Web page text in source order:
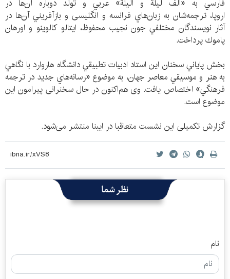
فارسي به «الف ليلة‌ و اليلة» عربي و تولد دوباره آن‌ها در
اروپا، ترجمه‌شان به زبان‌هاي فرانسه و انگليسی و بازآفريني آن‌ها در
آثار نويسندگان مختلفي جون نجيب محفوظ، ايتالو كالوينو و اورهان
پاموك پرداخت.
بخش پاياني سخنان اين استاد ادبيات تطبيقي دانشگاه هاروارد با نگاهي
به هنر و موسيقي معاصر جهان، به موضوع «رسانه‌هاي جديد در ترجمه
فرهنگي» اختصاص يافت. وی هم‌اکنون در حال سخنرانی پیرامون این
موضوع است.
گزارش تکمیلی این نشست متعاقبا در ایبنا منتشر می‌شود.
نظر شما
نام